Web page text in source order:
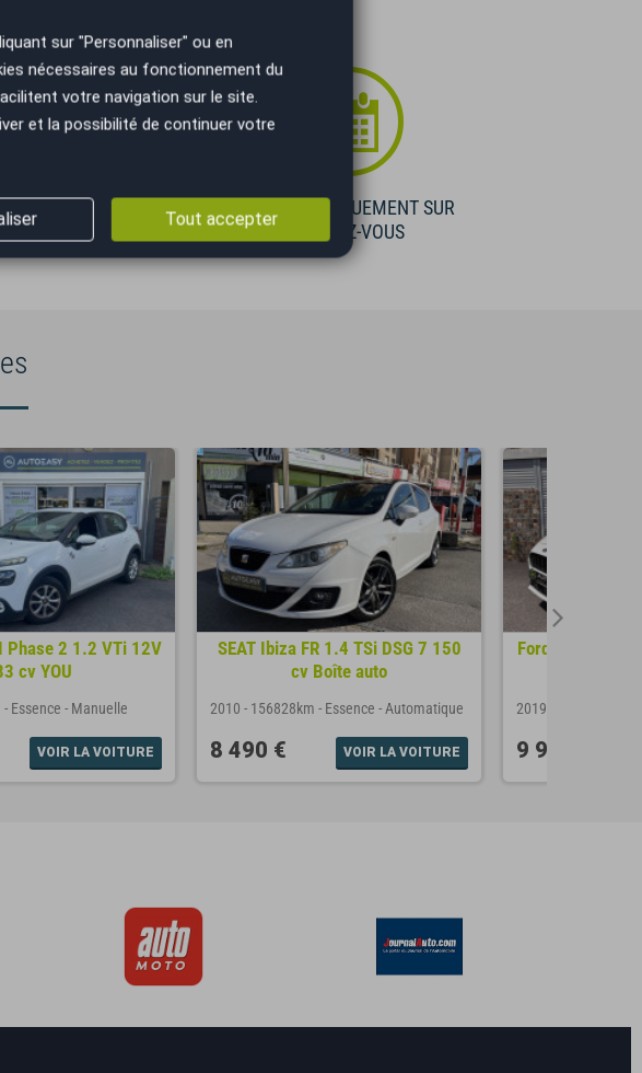
ADMINISTRATIVE
carte grise, non gage,...)
VISIBLE UNIQUEMENT SUR
RENDEZ-VOUS
Phase 2 1.2 VTi 12V
cv YOU
- Essence - Manuelle
VOIR LA VOITURE
SEAT Ibiza FR 1.4 TSi DSG 7 150
cv Boîte auto
2010 - 156828km - Essence - Automatique
8 490 € VOIR LA VOITURE
Ford Fiesta VII
2019
9 990 €
sur "Personnaliser" ou en
nécessaires au fonctionnement du
votre navigation sur le site.
et la possibilité de continuer votre
Tout accepter